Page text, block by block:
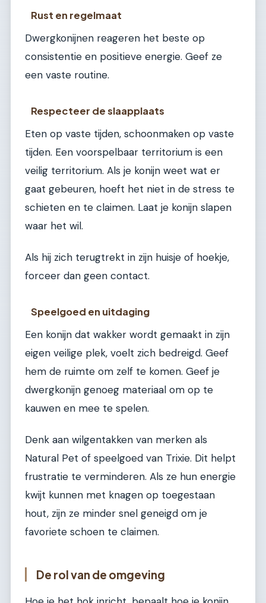
Rust en regelmaat
Dwergkonijnen reageren het beste op
consistentie en positieve energie. Geef ze
een vaste routine.
Respecteer de slaapplaats
Eten op vaste tijden, schoonmaken op vaste
tijden. Een voorspelbaar territorium is een
veilig territorium. Als je konijn weet wat er
gaat gebeuren, hoeft het niet in de stress te
schieten en te claimen. Laat je konijn slapen
waar het wil.
Als hij zich terugtrekt in zijn huisje of hoekje,
forceer dan geen contact.
Speelgoed en uitdaging
Een konijn dat wakker wordt gemaakt in zijn
eigen veilige plek, voelt zich bedreigd. Geef
hem de ruimte om zelf te komen. Geef je
dwergkonijn genoeg materiaal om op te
kauwen en mee te spelen.
Denk aan wilgentakken van merken als
Natural Pet of speelgoed van Trixie. Dit helpt
frustratie te verminderen. Als ze hun energie
kwijt kunnen met knagen op toegestaan
hout, zijn ze minder snel geneigd om je
favoriete schoen te claimen.
De rol van de omgeving